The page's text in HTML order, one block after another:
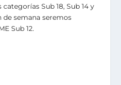
Sub 18, Sub 14 y
semana seremos
Sub 12.